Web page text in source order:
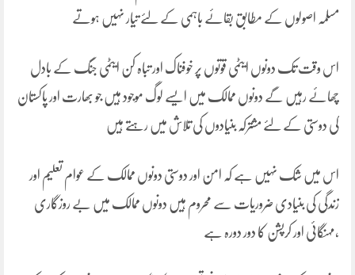
مسلمہ اصولوں کے مطابق بقائے باہمی کے لئے تیار نہیں ہوتے
اس وقت تک دونوں ایٹمی قوتوں پر خوفناک اور تباہ کن ایٹمی جنگ کے بادل
چھائے رہیں گے دونوں ممالک میں ایسے لوگ موجود ہیں جو بھارت اور پاکستان
کی دوستی کے لئے مشترکہ بنیادوں کی تلاش میں رہتے ہیں
اس میں شک نہیں ہے کہ امن اور دوستی دونوں ممالک کے عوام تعلیم اور
زندگی کی بنیادی ضروریات سے محروم ہیں دونوں ممالک میں بے روزگاری
،مہنگائی اور کرپشن کا دور دورہ ہے